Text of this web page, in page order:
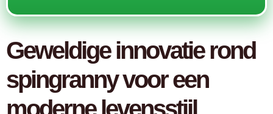
Geweldige innovatie rond
spingranny voor een
moderne levensstijl